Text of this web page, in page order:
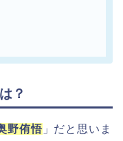
？
野侑悟」だと思いま